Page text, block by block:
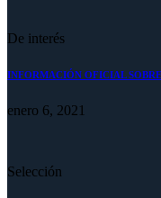
De interés
INFORMACIÓN OFICIAL
enero 6, 2021
Selección